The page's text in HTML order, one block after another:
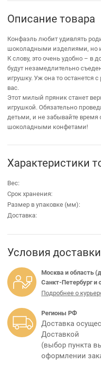
Описание товара
Конфаэль любит удивлять
шоколадными изделиями, но
К слову, это очень удобно – в
будут незамедлительно
игрушку. Уж она то останется
вас.
Этот милый пряник станет
игрушкой. Обязательно
детьми, и не забывайте время
шоколадными конфетами!
Характеристики
Вес:
Срок хранения:
Размер в упаковке (мм):
Доставка:
Условия доставки
Москва и область
Санкт-Петербург и
Подробнее о
Регионы РФ
Доставка
Доставкой
(выбор пункта
оформлении